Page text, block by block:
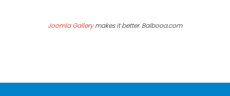
Joomla Gallerymakes it better. Balbooa.com